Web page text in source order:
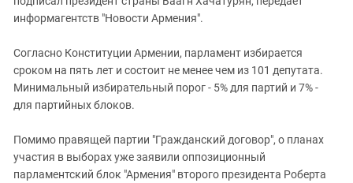
информагентств "Новости Армения".
Согласно Конституции Армении, парламент избирается
сроком на пять лет и состоит не менее чем из 101 депутата.
Минимальный избирательный порог - 5% для партий и 7% -
для партийных блоков.
Помимо правящей партии "Гражданский договор", о планах
участия в выборах уже заявили оппозиционный
парламентский блок "Армения" второго президента Роберта